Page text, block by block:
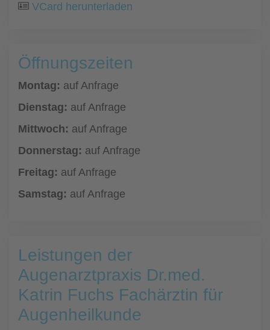
VCard herunterladen
Öffnungszeiten
Montag: auf Anfrage
Dienstag: auf Anfrage
Mittwoch: auf Anfrage
Donnerstag: auf Anfrage
Freitag: auf Anfrage
Samstag: auf Anfrage
Leistungen der
Augenarztpraxis Dr.med.
Katrin Fuchs Fachärztin für
Augenheilkunde